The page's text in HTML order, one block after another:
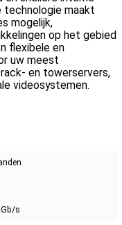
technologie maakt
mogelijk,
op het gebied
flexibele en
uw meest
en towerservers,
videosystemen.
s